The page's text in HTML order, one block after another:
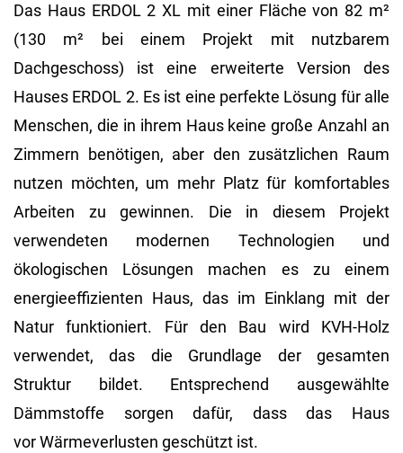
Das Haus ERDOL 2 XL mit einer Fläche von 82 m²
(130 m² bei einem Projekt mit nutzbarem
Dachgeschoss) ist eine erweiterte Version des
Hauses ERDOL 2. Es ist eine perfekte Lösung für alle
Menschen, die in ihrem Haus keine große Anzahl an
Zimmern benötigen, aber den zusätzlichen Raum
nutzen möchten, um mehr Platz für komfortables
Arbeiten zu gewinnen. Die in diesem Projekt
verwendeten modernen Technologien und
ökologischen Lösungen machen es zu einem
energieeffizienten Haus, das im Einklang mit der
Natur funktioniert. Für den Bau wird KVH-Holz
verwendet, das die Grundlage der gesamten
Struktur bildet. Entsprechend ausgewählte
Dämmstoffe sorgen dafür, dass das Haus
vor Wärmeverlusten geschützt ist.